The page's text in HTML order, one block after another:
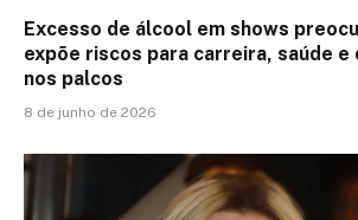
Excesso de álcool em shows
expõe riscos para carreira, saúde e
nos palcos
8 de junho de 2026